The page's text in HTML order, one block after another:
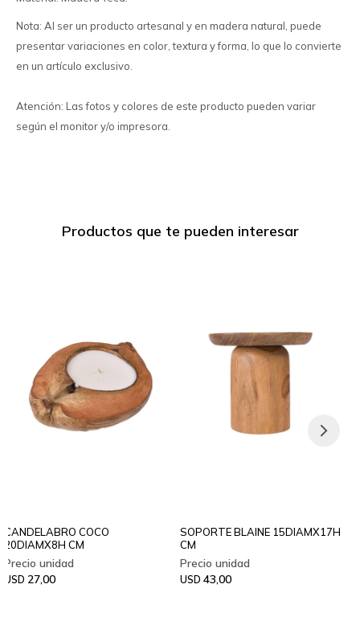
Nota: Al ser un producto artesanal y en madera natural, puede
presentar variaciones en color, textura y forma, lo que lo convierte
en un artículo exclusivo.
Atención: Las fotos y colores de este producto pueden variar
según el monitor y/o impresora.
Productos que te pueden interesar
CANDELABRO COCO
20DIAMX8H CM
USD 27,00
SOPORTE BLAINE 15DIAMX17H
CM
USD 43,00